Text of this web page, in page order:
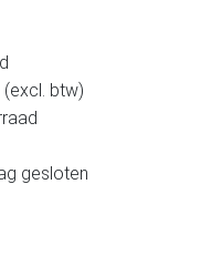
btw)
gesloten